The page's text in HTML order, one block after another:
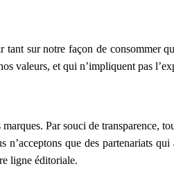
sur notre façon de consommer
valeurs, et qui n’impliquent pas
Par souci de transparence,
que des partenariats
ligne éditoriale.